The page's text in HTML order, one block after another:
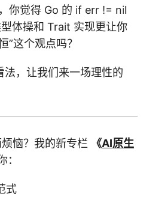
你觉得 Go 的 if err != nil
体操和 Trait 实现更让你
”这个观点吗？
，让我们来一场理性的
恼？我的新专栏 《AI原生
：
式